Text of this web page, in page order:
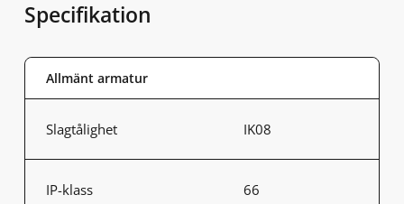
Specifikation
Allmänt armatur
Slagtålighet IK08
IP-klass 66